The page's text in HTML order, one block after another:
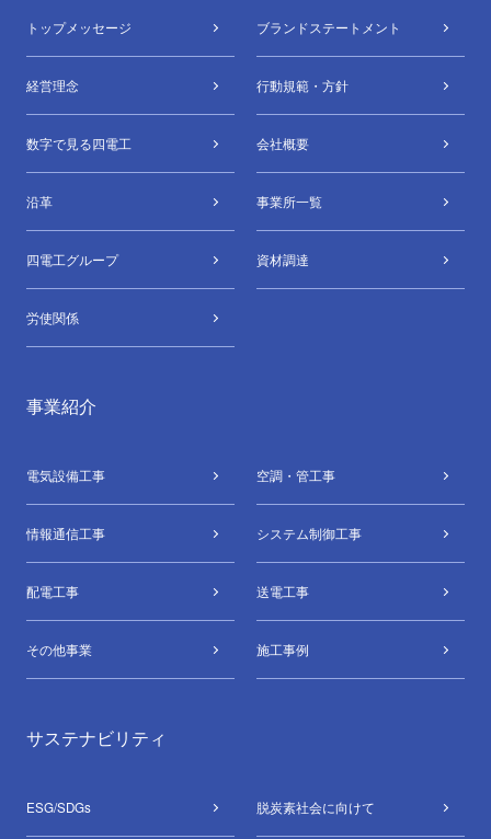
トップメッセージ ブランドステートメント
経営理念 行動規範・方針
数字で⾒る四電⼯ 会社概要
沿革 事業所⼀覧
四電⼯グループ 資材調達
労使関係
事業紹介
電気設備⼯事 空調・管⼯事
情報通信⼯事 システム制御⼯事
配電⼯事 送電⼯事
その他事業 施工事例
サステナビリティ
ESG/SDGs 脱炭素社会に向けて